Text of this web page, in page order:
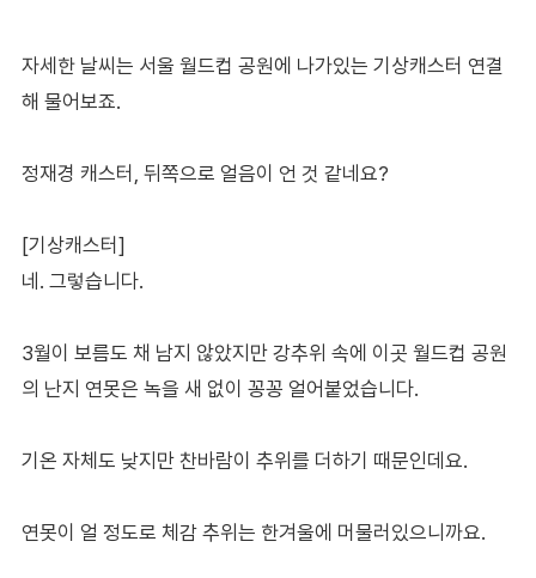
자세한 날씨는 서울 월드컵 공원에 나가있는 기상캐스터 연결
해 물어보죠.
정재경 캐스터, 뒤쪽으로 얼음이 언 것 같네요?
[기상캐스터]
네. 그렇습니다.
3월이 보름도 채 남지 않았지만 강추위 속에 이곳 월드컵 공원
의 난지 연못은 녹을 새 없이 꽁꽁 얼어붙었습니다.
기온 자체도 낮지만 찬바람이 추위를 더하기 때문인데요.
연못이 얼 정도로 체감 추위는 한겨울에 머물러있으니까요.